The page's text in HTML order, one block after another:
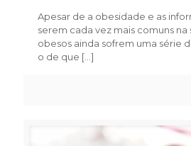
Apesar de a obesidade e as
serem cada vez mais comuns
obesos ainda sofrem uma série
o de que […]